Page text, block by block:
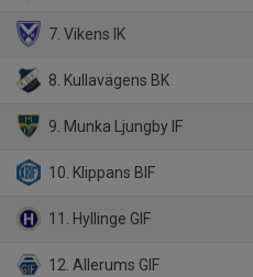
7. Vikens IK
8. Kullavägens BK
9. Munka Ljungby IF
10. Klippans BIF
11. Hyllinge GIF
12. Allerums GIF